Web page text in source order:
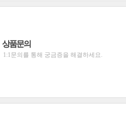
상품문의
1:1문의를 통해 궁금증을 해결하세요.